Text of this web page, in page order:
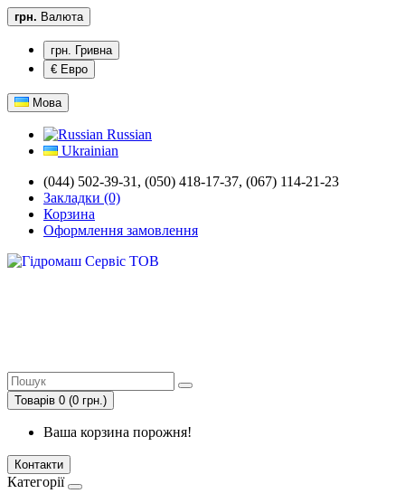
грн. Валюта
грн. Гривна
€ Евро
Мова
Russian
Ukrainian
(044) 502-39-31, (050) 418-17-37, (067) 114-21-23
Закладки (0)
Корзина
Оформлення замовлення
Товарів 0 (0 грн.)
Ваша корзина порожня!
Контакти
Категорії